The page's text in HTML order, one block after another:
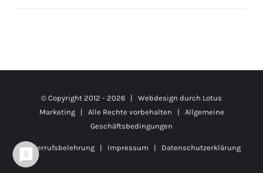
© Copyright 2012 - 2026 | Webdesign durch Lotus
Marketing| Alle Rechte vorbehalten | Allgemeine
Geschäftsbedingungen
Widerrufsbelehrung| Impressum | Datenschutzerklärung